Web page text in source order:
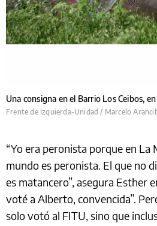
Una consigna en el Barrio Los Ceibos,
Frente de Izquierda-Unidad / Marcelo
“Yo era peronista porque en La
mundo es peronista. El que no
es matancero”, asegura Esther
voté a Alberto, convencida”.
solo votó al FITU, sino que